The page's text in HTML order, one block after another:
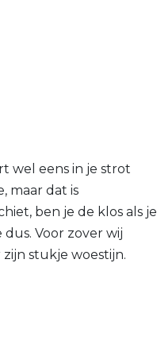
wel eens in je strot
maar dat is
ben je de klos als je
Voor zover wij
stukje woestijn.